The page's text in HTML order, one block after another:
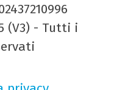
(V3) - Tutti i